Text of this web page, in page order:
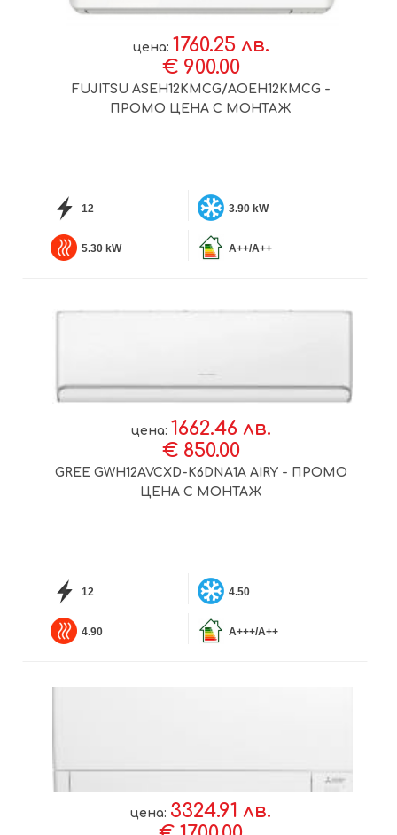
цена: 1760.25 лв.
€ 900.00
FUJITSU ASEH12KMCG/AOEH12KMCG -
ПРОМО ЦЕНА С МОНТАЖ
12 3.90 kW
5.30 kW A++/A++
цена: 1662.46 лв.
€ 850.00
GREE GWH12AVCXD-K6DNA1A AIRY - ПРОМО
ЦЕНА С МОНТАЖ
12 4.50
4.90 A+++/A++
цена: 3324.91 лв.